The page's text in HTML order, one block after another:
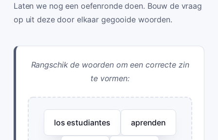
Laten we nog een oefenronde doen. Bouw de vraag
op uit deze door elkaar gegooide woorden.
Rangschik de woorden om een correcte zin
te vormen:
los estudiantes aprenden